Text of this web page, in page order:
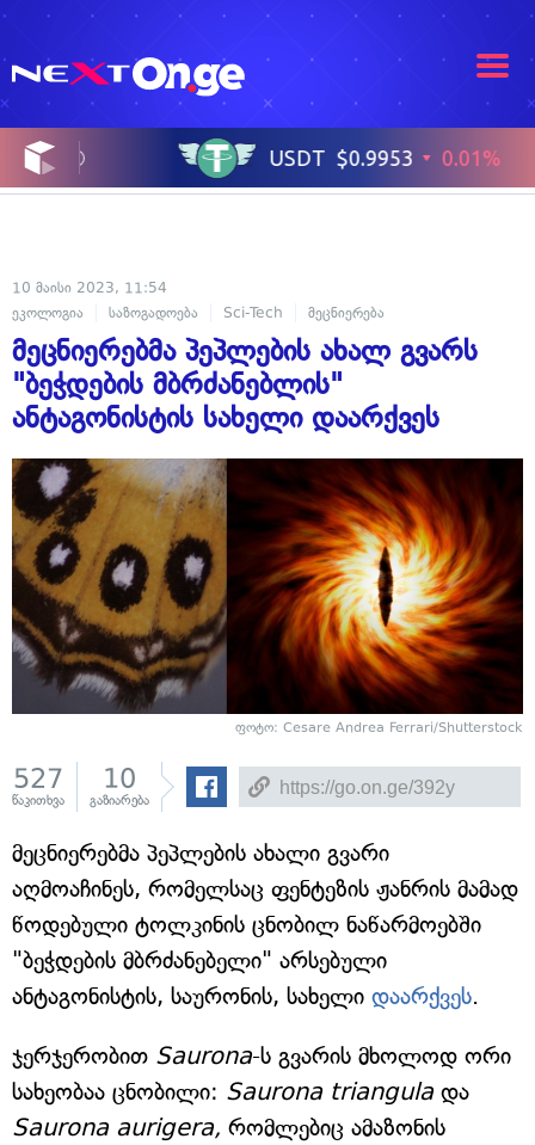
10 მაისი 2023, 11:54
ეკოლოგია
საზოგადოება Sci-Tech მეცნიერება
მეცნიერებმა პეპლების ახალ გვარს
"ბეჭდების მბრძანებლის"
ანტაგონისტის სახელი დაარქვეს
ფოტო: Cesare Andrea Ferrari/Shutterstock
527
წაკითხვა
10
გაზიარება
მეცნიერებმა პეპლების ახალი გვარი
აღმოაჩინეს, რომელსაც ფენტეზის ჟანრის მამად
წოდებული ტოლკინის ცნობილ ნაწარმოებში
"ბეჭდების მბრძანებელი" არსებული
ანტაგონისტის, საურონის, სახელი დაარქვეს.
ჯერჯერობით Saurona-ს გვარის მხოლოდ ორი
სახეობაა ცნობილი: Saurona triangula და
Saurona aurigera, რომლებიც ამაზონის